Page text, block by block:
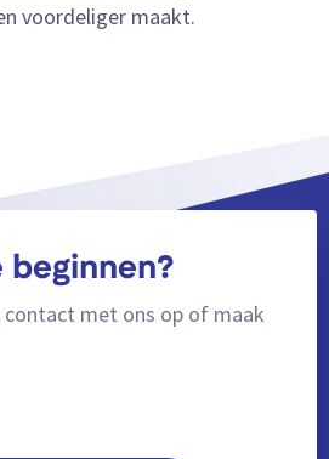
voordeliger maakt.
beginnen?
contact met ons op of maak